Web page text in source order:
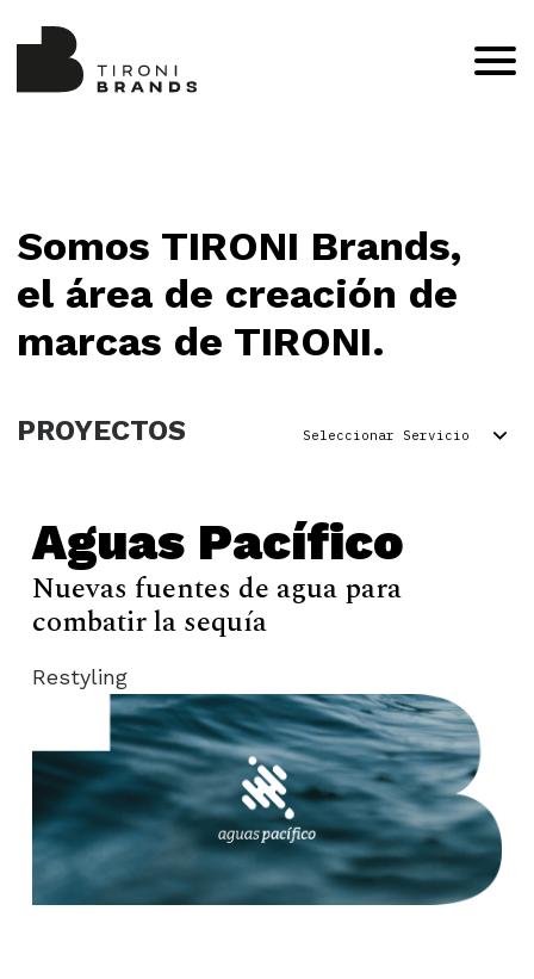
Somos TIRONI Brands,
el área de creación de
marcas de TIRONI.
PROYECTOS
Aguas Pacífico
Nuevas fuentes de agua para
combatir la sequía
Restyling